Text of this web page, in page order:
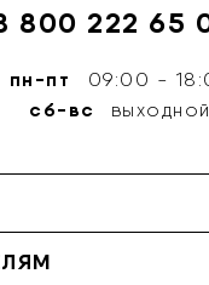
800 222 65
пн-пт 09:00 -
сб-вс выходной